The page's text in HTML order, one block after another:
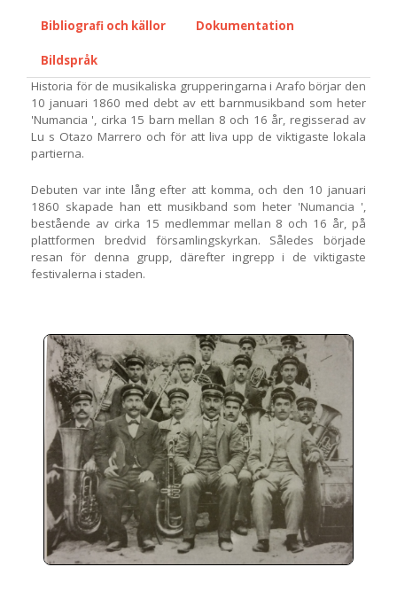
Bibliografi och källor Dokumentation
Bildspråk
Historia för de musikaliska grupperingarna i Arafo börjar den
10 januari 1860 med debt av ett barnmusikband som heter
'Numancia ', cirka 15 barn mellan 8 och 16 år, regisserad av
Lu s Otazo Marrero och för att liva upp de viktigaste lokala
partierna.
Debuten var inte lång efter att komma, och den 10 januari
1860 skapade han ett musikband som heter 'Numancia ',
bestående av cirka 15 medlemmar mellan 8 och 16 år, på
plattformen bredvid församlingskyrkan. Således började
resan för denna grupp, därefter ingrepp i de viktigaste
festivalerna i staden.